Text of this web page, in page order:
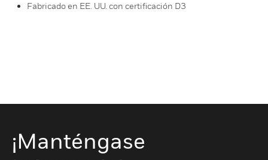
Fabricado en EE. UU. con certificación D3
¡Manténgase